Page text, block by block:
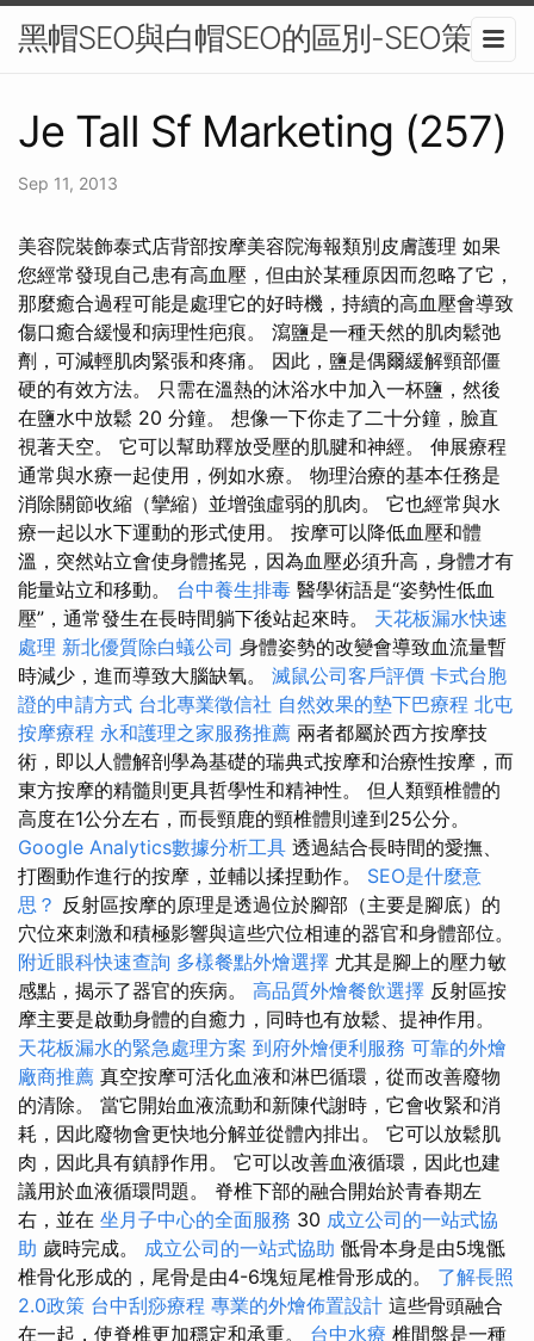
黑帽SEO與白帽SEO的區別-SEO策略
Je Tall Sf Marketing (257)
Sep 11, 2013
美容院裝飾泰式店背部按摩美容院海報類別皮膚護理 如果
您經常發現自己患有高血壓，但由於某種原因而忽略了它，
那麼癒合過程可能是處理它的好時機，持續的高血壓會導致
傷口癒合緩慢和病理性疤痕。 瀉鹽是一種天然的肌肉鬆弛
劑，可減輕肌肉緊張和疼痛。 因此，鹽是偶爾緩解頸部僵
硬的有效方法。 只需在溫熱的沐浴水中加入一杯鹽，然後
在鹽水中放鬆 20 分鐘。 想像一下你走了二十分鐘，臉直
視著天空。 它可以幫助釋放受壓的肌腱和神經。 伸展療程
通常與水療一起使用，例如水療。 物理治療的基本任務是
消除關節收縮（攣縮）並增強虛弱的肌肉。 它也經常與水
療一起以水下運動的形式使用。 按摩可以降低血壓和體
溫，突然站立會使身體搖晃，因為血壓必須升高，身體才有
能量站立和移動。 台中養生排毒 醫學術語是“姿勢性低血
壓”，通常發生在長時間躺下後站起來時。 天花板漏水快速
處理 新北優質除白蟻公司 身體姿勢的改變會導致血流量暫
時減少，進而導致大腦缺氧。 滅鼠公司客戶評價 卡式台胞
證的申請方式 台北專業徵信社 自然效果的墊下巴療程 北屯
按摩療程 永和護理之家服務推薦 兩者都屬於西方按摩技
術，即以人體解剖學為基礎的瑞典式按摩和治療性按摩，而
東方按摩的精髓則更具哲學性和精神性。 但人類頸椎體的
高度在1公分左右，而長頸鹿的頸椎體則達到25公分。
Google Analytics數據分析工具 透過結合長時間的愛撫、
打圈動作進行的按摩，並輔以揉捏動作。 SEO是什麼意
思？ 反射區按摩的原理是透過位於腳部（主要是腳底）的
穴位來刺激和積極影響與這些穴位相連的器官和身體部位。
附近眼科快速查詢 多樣餐點外燴選擇 尤其是腳上的壓力敏
感點，揭示了器官的疾病。 高品質外燴餐飲選擇 反射區按
摩主要是啟動身體的自癒力，同時也有放鬆、提神作用。
天花板漏水的緊急處理方案 到府外燴便利服務 可靠的外燴
廠商推薦 真空按摩可活化血液和淋巴循環，從而改善廢物
的清除。 當它開始血液流動和新陳代謝時，它會收緊和消
耗，因此廢物會更快地分解並從體內排出。 它可以放鬆肌
肉，因此具有鎮靜作用。 它可以改善血液循環，因此也建
議用於血液循環問題。 脊椎下部的融合開始於青春期左
右，並在 坐月子中心的全面服務 30 成立公司的一站式協
助 歲時完成。 成立公司的一站式協助 骶骨本身是由5塊骶
椎骨化形成的，尾骨是由4-6塊短尾椎骨形成的。 了解長照
2.0政策 台中刮痧療程 專業的外燴佈置設計 這些骨頭融合
在一起，使脊椎更加穩定和承重。 台中水療 椎間盤是一種